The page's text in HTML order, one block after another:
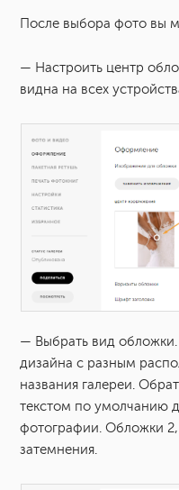
После выбора фото вы
— Настроить центр
видна на всех
— Выбрать вид
дизайна с разным
названия галереи.
текстом по умолчанию
фотографии. Обложки 2,
затемнения.